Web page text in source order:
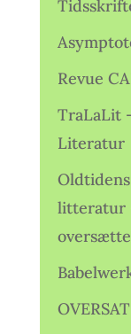
Revue
TraLaLit
Literatur
litteratur
OVERSAT